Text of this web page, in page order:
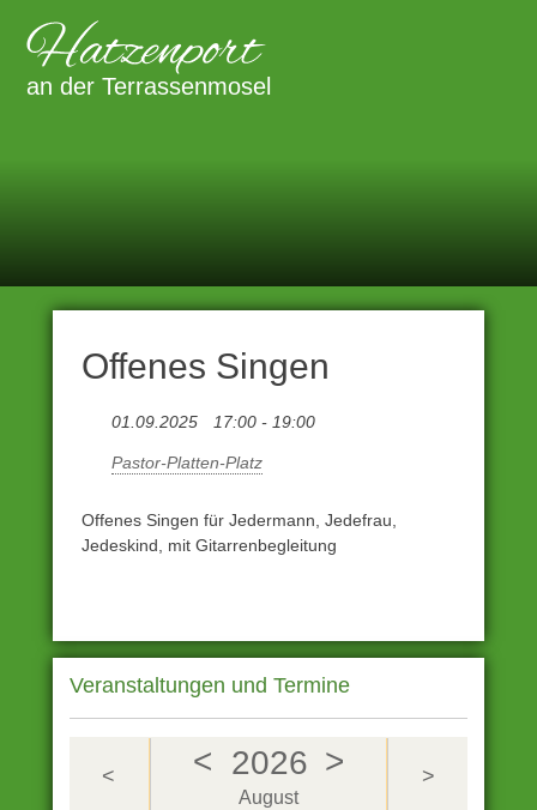
Inhalt
springen
an der Terrassenmosel
Offenes Singen
01.09.2025 17:00 - 19:00
Pastor-Platten-Platz
Offenes Singen für Jedermann, Jedefrau,
Jedeskind, mit Gitarrenbegleitung
Veranstaltungen und Termine
< < 2026 >
August
>